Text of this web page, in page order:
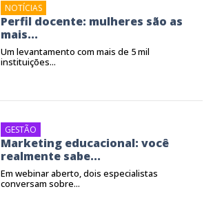
NOTÍCIAS
Perfil docente: mulheres são as
mais...
Um levantamento com mais de 5 mil
instituições...
GESTÃO
Marketing educacional: você
realmente sabe...
Em webinar aberto, dois especialistas
conversam sobre...